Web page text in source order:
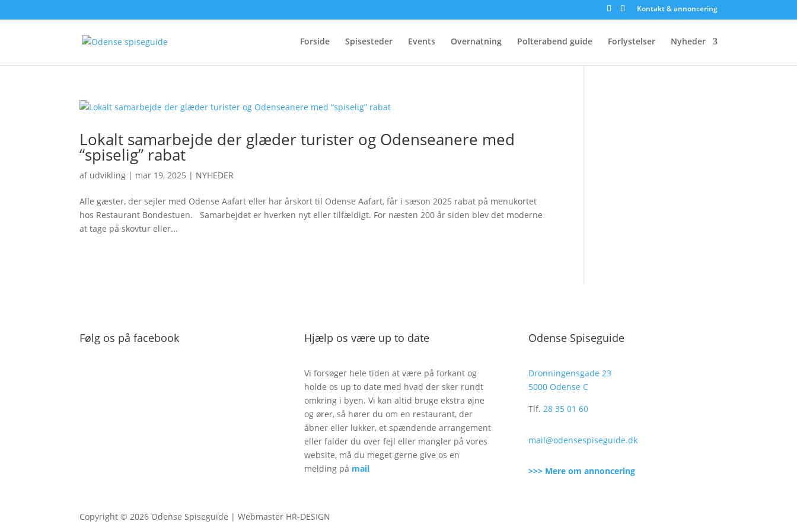
Kontakt & annoncering
Forside Spisesteder Events Overnatning Polterabend guide Forlystelser Nyheder
Lokalt samarbejde der glæder turister og Odenseanere med
“spiselig” rabat
af udvikling | mar 19, 2025 | NYHEDER
Alle gæster, der sejler med Odense Aafart eller har årskort til Odense Aafart, får i sæson 2025 rabat på menukortet
hos Restaurant Bondestuen. Samarbejdet er hverken nyt eller tilfældigt. For næsten 200 år siden blev det moderne
at tage på skovtur eller...
Følg os på facebook Hjælp os være up to date
Vi forsøger hele tiden at være på forkant og
holde os up to date med hvad der sker rundt
omkring i byen. Vi kan altid bruge ekstra øjne
og ører, så hører du om en restaurant, der
åbner eller lukker, et spændende arrangement
eller falder du over fejl eller mangler på vores
website, må du meget gerne give os en
melding på mail
Odense Spiseguide
Dronningensgade 23
5000 Odense C
Tlf. 28 35 01 60
mail@odensespiseguide.dk
>>> Mere om annoncering
Copyright © 2026 Odense Spiseguide | Webmaster HR-DESIGN